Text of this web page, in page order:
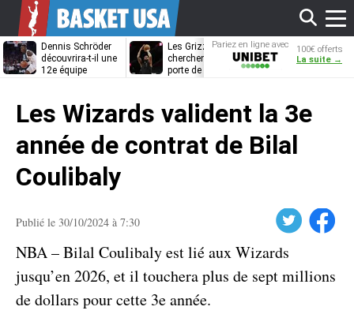
Dennis Schröder
découvrira-t-il une
12e équipe
Les Grizzlies
cherchent déjà une
porte de sortie
Dwane Casey
bientôt coach
Pariez en ligne avec
Unibet
100€ offerts
La suite →
Les Wizards valident la 3e
année de contrat de Bilal
Coulibaly
Publié le 30/10/2024 à 7:30 Facebook
NBA – Bilal Coulibaly est lié aux Wizards
jusqu’en 2026, et il touchera plus de sept millions
de dollars pour cette 3e année.